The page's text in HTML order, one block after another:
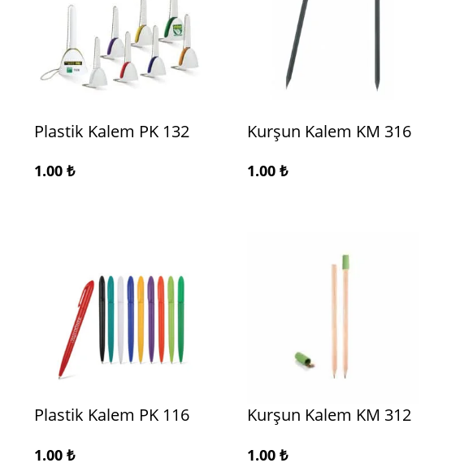
Plastik Kalem PK 132
1.00 ₺
Kurşun Kalem KM 316
1.00 ₺
Plastik Kalem PK 116
1.00 ₺
Kurşun Kalem KM 312
1.00 ₺